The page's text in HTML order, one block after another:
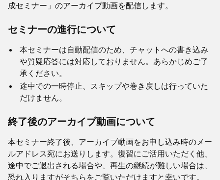
成セミナー」のアーカイブ動画を配信します。
​セミナーの進行について
​本セミナーは自動配信のため、チャットへの書き込み
や質疑応答には対応しておりません。あらかじめご了
承ください。
​途中での一時停止、スキップや巻き戻しは行っていた
だけません。
​終了後のアーカイブ動画について
​本セミナー終了後、アーカイブ動画をお申し込み時のメー
ルアドレス宛にお送りします。復習にご活用いただく他、
途中でご退出される場合や、再生の継続が難しい場合は、
恐れ入りますがそちらをご覧いただけますと幸いです。